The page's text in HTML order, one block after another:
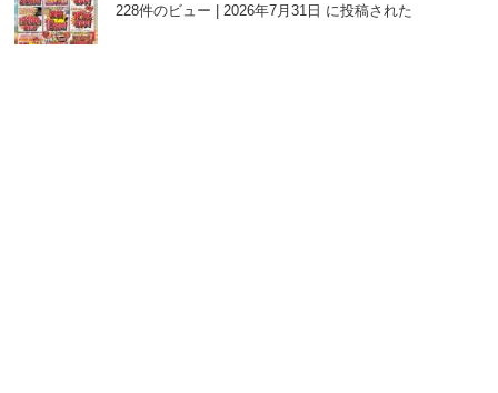
228件のビュー 2026年7月31日 に投稿された